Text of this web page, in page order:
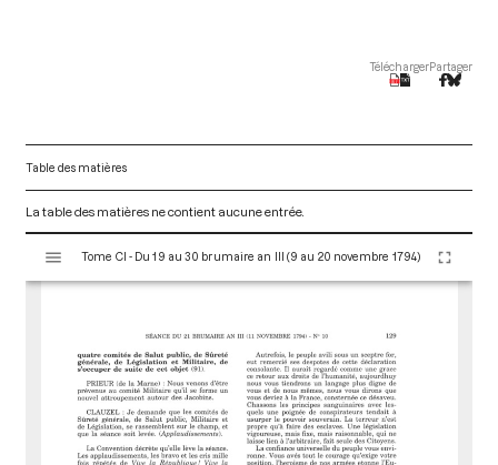
TéléchargerPartager
Table des matières
La table des matières ne contient aucune entrée.
s
Tome CI - Du 19 au 30 brumaire an III (9 au 20 novembre 1794)